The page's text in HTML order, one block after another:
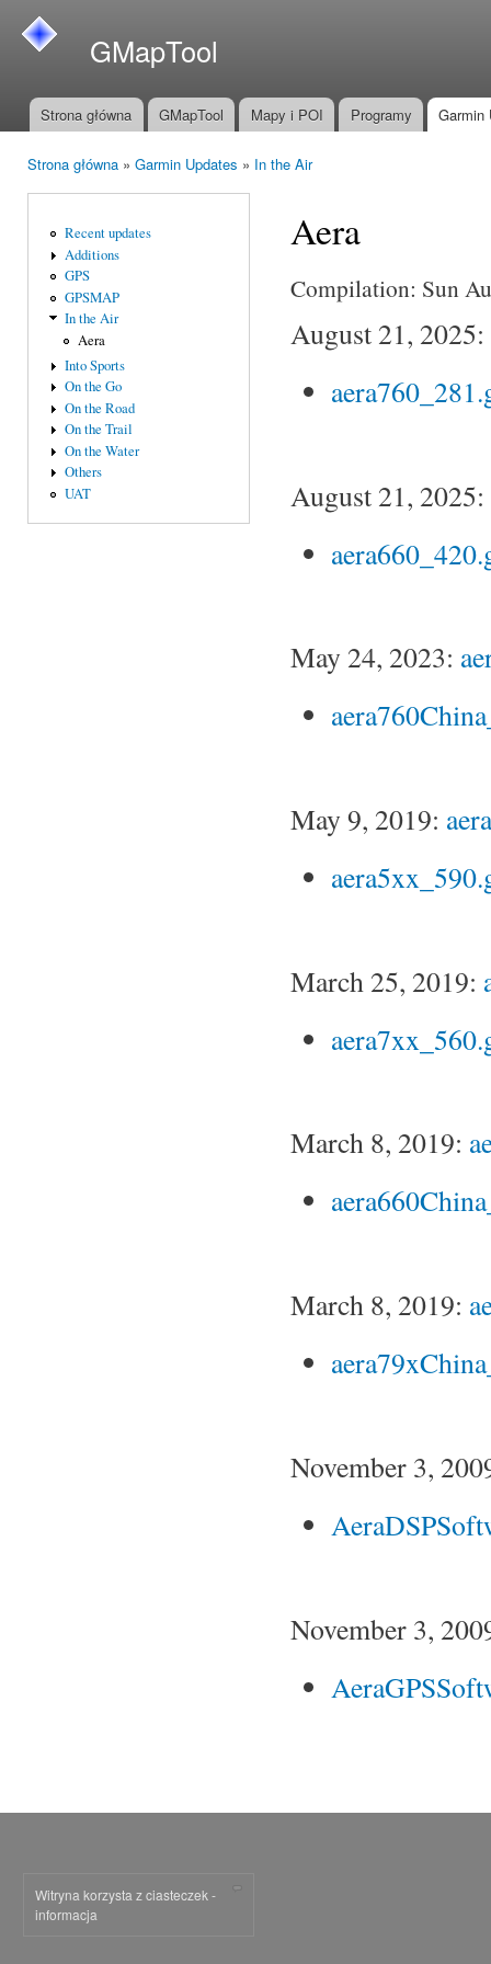
GMapTool
Menu główne
Strona główna GMapTool Mapy i POI Programy Garmin
Strona główna» Garmin Updates » In the Air
Recent updates
Additions
GPS
GPSMAP
In the Air
Aera
Into Sports
On the Go
On the Road
On the Trail
On the Water
Others
UAT
Aera
Compilation: Sun
August 21, 2025:
August 21, 2025:
May 24, 2023:
May 9, 2019:
March 25, 2019:
March 8, 2019:
March 8, 2019:
November 3,
November 3,
Witryna korzysta z ciasteczek -
informacja